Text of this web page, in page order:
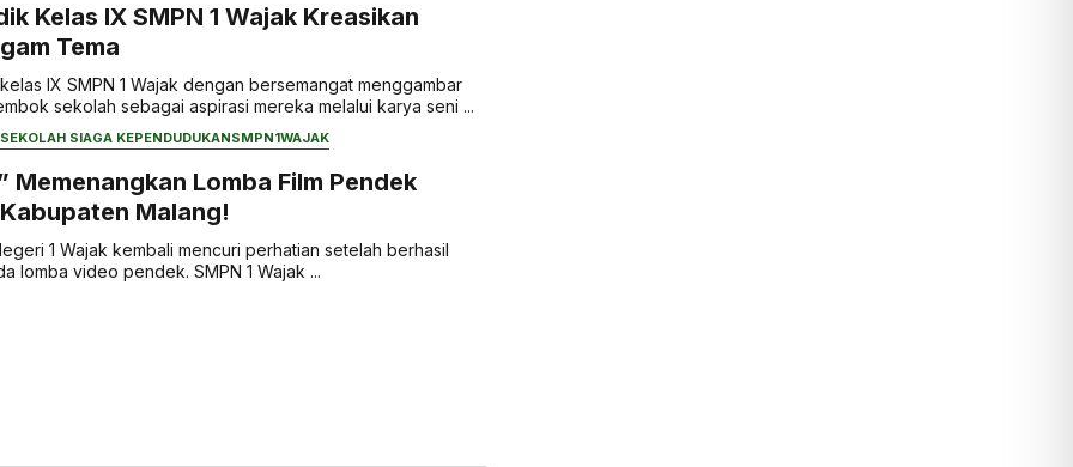
Kelas IX SMPN 1 Wajak Kreasikan
Tema
IX SMPN 1 Wajak dengan bersemangat menggambar
sekolah sebagai aspirasi mereka melalui karya seni ...
SEKOLAH SIAGA KEPENDUDUKANSMPN1WAJAK
Memenangkan Lomba Film Pendek
Malang!
1 Wajak kembali mencuri perhatian setelah berhasil
lomba video pendek. SMPN 1 Wajak ...